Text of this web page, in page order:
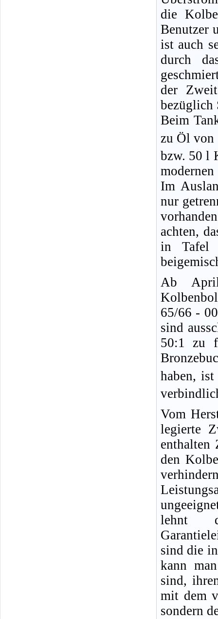
die
Benutzer
ist auch
durch
der
bezüglich
Beim
zu Öl
bzw. 50 l
Im
nur
achten,
in Tafel
Ab
65/66 -
sind
50:1 zu
haben,
Vom
legierte
enthalten
den
lehnt
sind die
kann
sind,
mit dem
sondern